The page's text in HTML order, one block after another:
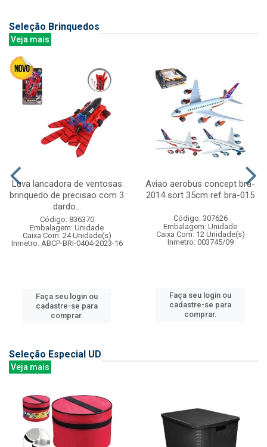
Seleção Brinquedos
Veja mais
Luva lancadora de ventosas
brinquedo de precisao com 3
dardo...
Código: 836370
Embalagem: Unidade
Caixa Com: 24 Unidade(s)
Inmetro: ABCP-BRI-0404-2023-16
Faça seu login ou
cadastre-se para
comprar.
Aviao aerobus concept bra-
2014 sort 35cm ref bra-015
Código: 307626
Embalagem: Unidade
Caixa Com: 12 Unidade(s)
Inmetro: 003745/09
Faça seu login ou
cadastre-se para
comprar.
Seleção Especial UD
Veja mais